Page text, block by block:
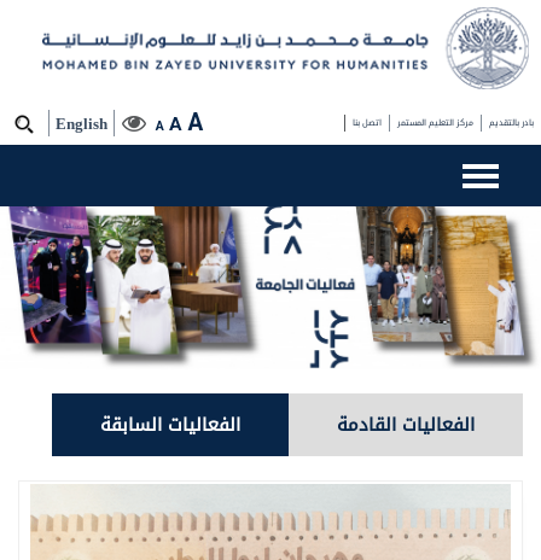
English A A A بادر بالتقديم مركز التعليم المستمر اتصل بنا
الفعاليات القادمة الفعاليات السابقة